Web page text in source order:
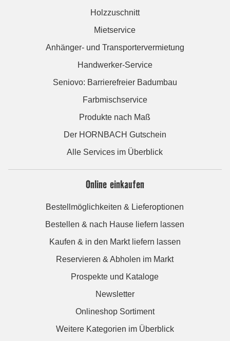
Holzzuschnitt
Mietservice
Anhänger- und Transportervermietung
Handwerker-Service
Seniovo: Barrierefreier Badumbau
Farbmischservice
Produkte nach Maß
Der HORNBACH Gutschein
Alle Services im Überblick
Online einkaufen
Bestellmöglichkeiten & Lieferoptionen
Bestellen & nach Hause liefern lassen
Kaufen & in den Markt liefern lassen
Reservieren & Abholen im Markt
Prospekte und Kataloge
Newsletter
Onlineshop Sortiment
Weitere Kategorien im Überblick